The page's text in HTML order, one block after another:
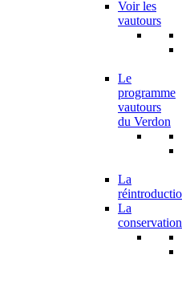
Voir les
vautours
Le
programme
vautours
du Verdon
La
La
conservation